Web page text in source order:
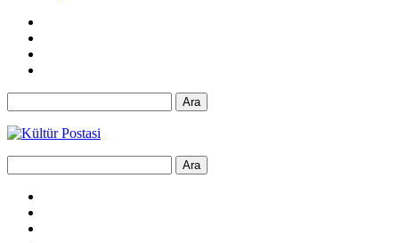
Ara
Ara